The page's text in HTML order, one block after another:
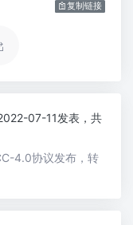
复制链接
07-11发表，共
4.0协议发布，转